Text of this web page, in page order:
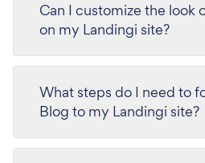
Can I customize the look
on my Landingi site?
What steps do I need to
Blog to my Landingi site?